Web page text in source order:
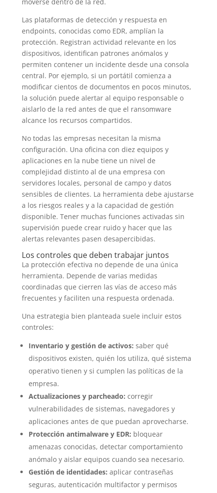
Las plataformas de detección y respuesta en
endpoints, conocidas como EDR, amplían la
protección. Registran actividad relevante en los
dispositivos, identifican patrones anómalos y
permiten contener un incidente desde una consola
central. Por ejemplo, si un portátil comienza a
modificar cientos de documentos en pocos minutos,
la solución puede alertar al equipo responsable o
aislarlo de la red antes de que el ransomware
alcance los recursos compartidos.
No todas las empresas necesitan la misma
configuración. Una oficina con diez equipos y
aplicaciones en la nube tiene un nivel de
complejidad distinto al de una empresa con
servidores locales, personal de campo y datos
sensibles de clientes. La herramienta debe ajustarse
a los riesgos reales y a la capacidad de gestión
disponible. Tener muchas funciones activadas sin
supervisión puede crear ruido y hacer que las
alertas relevantes pasen desapercibidas.
Los controles que deben trabajar juntos
La protección efectiva no depende de una única
herramienta. Depende de varias medidas
coordinadas que cierren las vías de acceso más
frecuentes y faciliten una respuesta ordenada.
Una estrategia bien planteada suele incluir estos
controles:
Inventario y gestión de activos: saber qué
dispositivos existen, quién los utiliza, qué sistema
operativo tienen y si cumplen las políticas de la
empresa.
Actualizaciones y parcheado: corregir
vulnerabilidades de sistemas, navegadores y
aplicaciones antes de que puedan aprovecharse.
Protección antimalware y EDR: bloquear
amenazas conocidas, detectar comportamiento
anómalo y aislar equipos cuando sea necesario.
Gestión de identidades: aplicar contraseñas
seguras, autenticación multifactor y permisos